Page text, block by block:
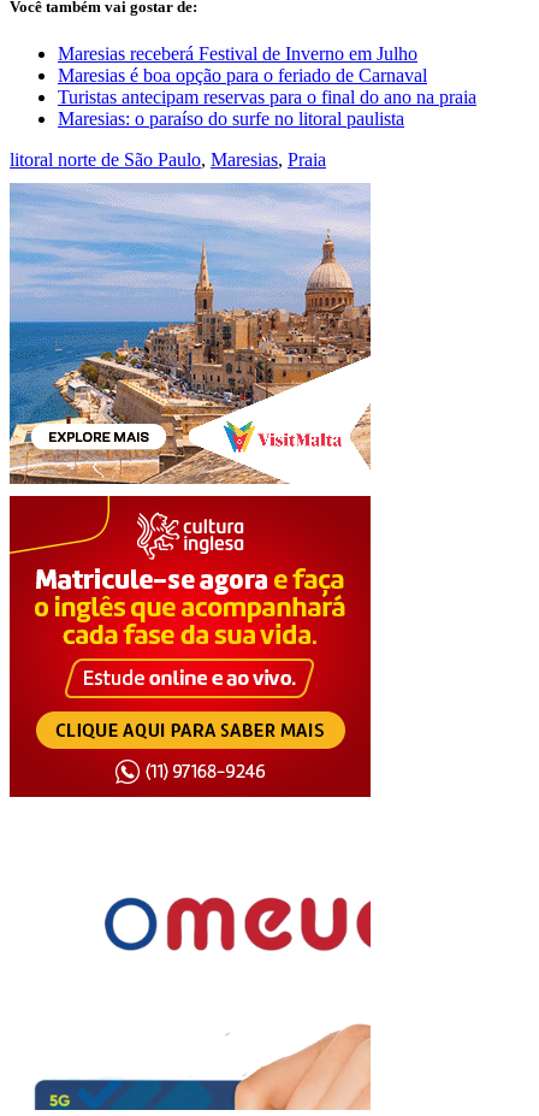
Você também vai gostar de:
Maresias receberá Festival de Inverno em Julho
Maresias é boa opção para o feriado de Carnaval
Turistas antecipam reservas para o final do ano na praia
Maresias: o paraíso do surfe no litoral paulista
litoral norte de São Paulo, Maresias, Praia